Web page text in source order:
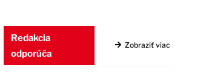
Redakcia
odporúča
Zobraziť viac